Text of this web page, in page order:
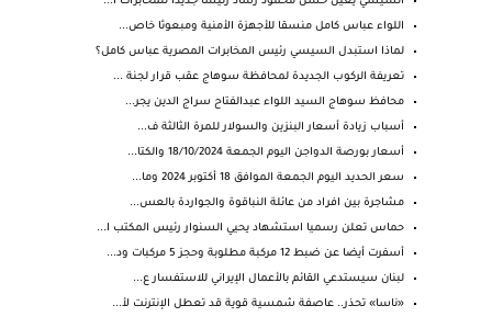
اللواء عباس كامل منسقا للأجهزة الأمنية ومبعوثا خاص...
لماذا استبدل السيسي رئيس المخابرات المصرية عباس كامل؟
تعريفة الركوب الجديدة لمحافظة سوهاج عقب قرار لجنة ...
محافظ سوهاج السيد اللواء عبدالفتاح سراج الدين يجر...
أسباب زيادة أسعار البنزين والسولار للمرة الثالثة ف...
أسعار بورصة الدواجن اليوم الجمعة 18/10/2024 والكتا...
سعر الحديد اليوم الجمعة الموافق 18 أكتوبر 2024 وما...
مشاجرة بين افراد من عائلة النباقوة والجواردة بالعس...
حماس تعلن رسميا استشهاد يحيي السنوار رئيس المكتب ا...
أسفرت أيضا عن ضبط 12 مركبة مطلوبة وحجز 5 مركبات ود...
لبنان سيستدعي القائم بالأعمال الإيراني للاستفسار ع...
«ناسا» تحذر.. عاصفة شمسية قوية قد تعطل الإنترنت لأ...